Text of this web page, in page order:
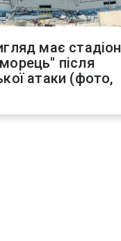
має стадіон
після
атаки (фото,